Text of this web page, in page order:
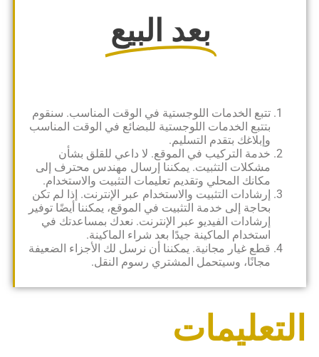
بعد البيع
تتبع الخدمات اللوجستية في الوقت المناسب. سنقوم
بتتبع الخدمات اللوجستية للبضائع في الوقت المناسب
وإبلاغك بتقدم التسليم.
خدمة التركيب في الموقع. لا داعي للقلق بشأن
مشكلات التثبيت. يمكننا إرسال مهندس محترف إلى
مكانك المحلي وتقديم تعليمات التثبيت والاستخدام.
إرشادات التثبيت والاستخدام عبر الإنترنت. إذا لم تكن
بحاجة إلى خدمة التثبيت في الموقع، يمكننا أيضًا توفير
إرشادات الفيديو عبر الإنترنت. نعدك بمساعدتك في
استخدام الماكينة جيدًا بعد شراء الماكينة.
قطع غيار مجانية. يمكننا أن نرسل لك الأجزاء الضعيفة
مجانًا، وسيتحمل المشتري رسوم النقل.